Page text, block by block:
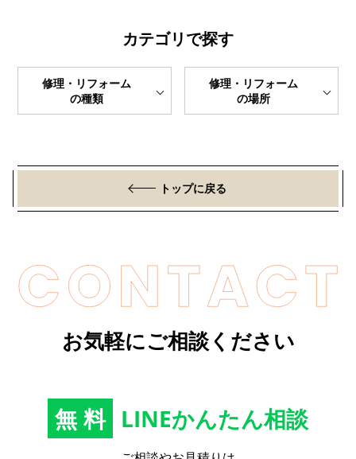
カテゴリで探す
修理・リフォーム
の種類
修理・リフォーム
の場所
トップに戻る
お気軽にご相談ください
無料 LINEかんたん相談